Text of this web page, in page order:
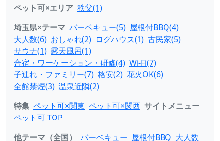
ペット可×エリア 秩父(1)
埼玉県×テーマ バーベキュー(5) 屋根付BBQ(4)
大人数(6) おしゃれ(2) ログハウス(1) 古民家(5)
サウナ(1) 露天風呂(1)
合宿・ワーケーション・研修(4) Wi-Fi(7)
子連れ・ファミリー(7) 格安(2) 花火OK(6)
全館禁煙(3) 温泉近隣(2)
特集 ペット可×関東 ペット可×関西 サイトメニュー
ペット可 TOP
他テーマ（全国）
バーベキュー 屋根付BBQ 大人数